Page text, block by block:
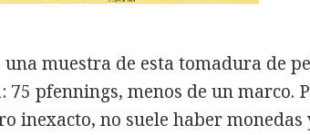
muestra de esta tomadura de
pfennings, menos de un marco.
inexacto, no suele haber monedas